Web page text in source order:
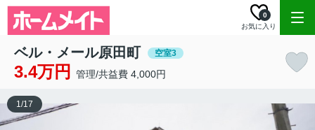
お気に入り
0
ベル・メール原田町 空室3
3.4万円 管理/共益費 4,000円
1/17